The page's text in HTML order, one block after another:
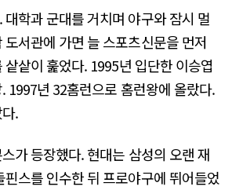
대학과 군대를 거치며 야구와 잠시 멀
서관에 가면 늘 스포츠신문을 먼저
샅샅이 훑었다. 1995년 입단한 이승엽
1997년 32홈런으로 홈런왕에 올랐다.
.
가 등장했다. 현대는 삼성의 오랜 재
핀스를 인수한 뒤 프로야구에 뛰어들었